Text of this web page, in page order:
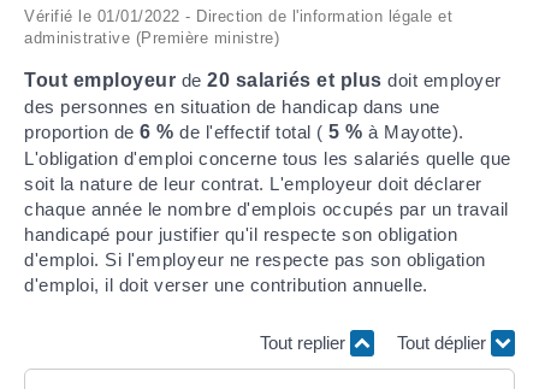
Vérifié le 01/01/2022 - Direction de l'information légale et
administrative (Première ministre)
Tout employeur de 20 salariés et plus doit employer
des personnes en situation de handicap dans une
proportion de 6 % de l'effectif total ( 5 % à Mayotte).
L'obligation d'emploi concerne tous les salariés quelle que
soit la nature de leur contrat. L'employeur doit déclarer
chaque année le nombre d'emplois occupés par un travail
handicapé pour justifier qu'il respecte son obligation
d'emploi. Si l'employeur ne respecte pas son obligation
d'emploi, il doit verser une contribution annuelle.
Tout replier Tout déplier